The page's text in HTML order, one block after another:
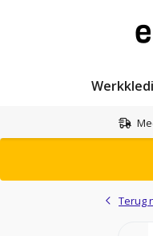
Terug